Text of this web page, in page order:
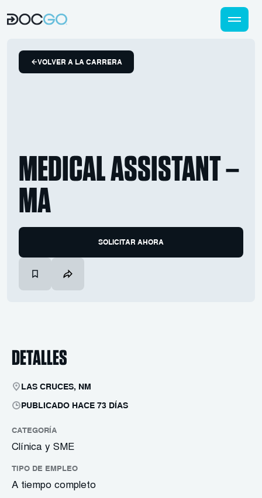
VOLVER A LA CARRERA
MEDICAL ASSISTANT –
MA
SOLICITAR AHORA
DETALLES
LAS CRUCES, NM
PUBLICADO HACE 73 DÍAS
CATEGORÍA
Clínica y SME
TIPO DE EMPLEO
A tiempo completo